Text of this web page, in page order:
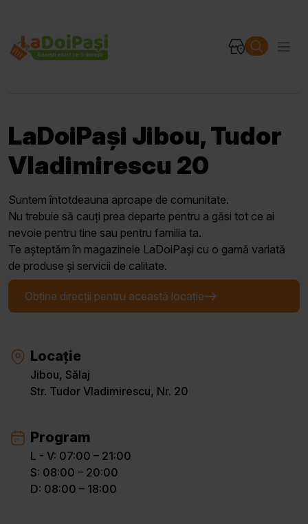
LaDoiPași Jibou, Tudor
Vladimirescu 20
Suntem întotdeauna aproape de comunitate.
Nu trebuie să cauți prea departe pentru a găsi tot ce ai
nevoie pentru tine sau pentru familia ta.
Te așteptăm în magazinele LaDoiPași cu o gamă variată
de produse și servicii de calitate.
Obține direcții pentru această locație
Locație
Jibou, Sălaj
Str. Tudor Vladimirescu, Nr. 20
Program
L - V: 07:00 – 21:00
S: 08:00 – 20:00
D: 08:00 – 18:00